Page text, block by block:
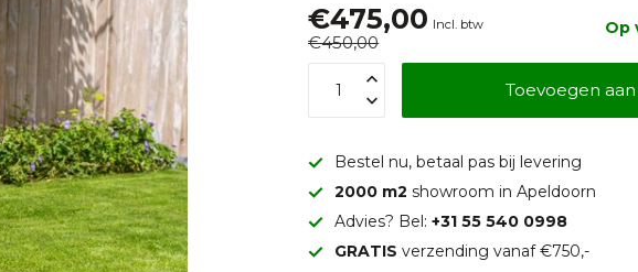
€475,00 Incl. btw
€450,00
Op
Toevoegen
Bestel nu, betaal pas bij levering
2000 m2showroom in Apeldoorn
Advies? Bel:+31 55 540 0998
GRATIS verzending vanaf €750,-